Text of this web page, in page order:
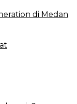
di Medan